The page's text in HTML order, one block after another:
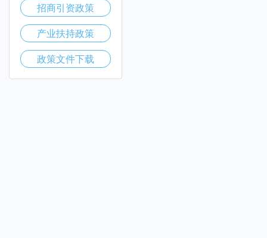
招商引资政策
产业扶持政策
政策文件下载